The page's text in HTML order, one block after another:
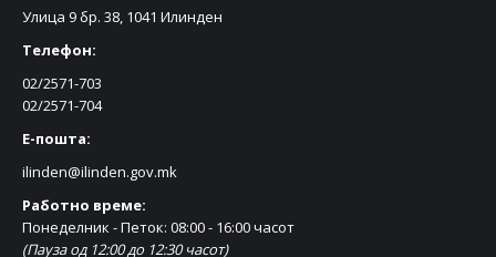
Улица 9 бр. 38, 1041 Илинден
Телефон:
02/2571-703
02/2571-704
Е-пошта:
ilinden@ilinden.gov.mk
Работно време:
Понеделник - Петок: 08:00 - 16:00 часот
(Пауза од 12:00 до 12:30 часот)